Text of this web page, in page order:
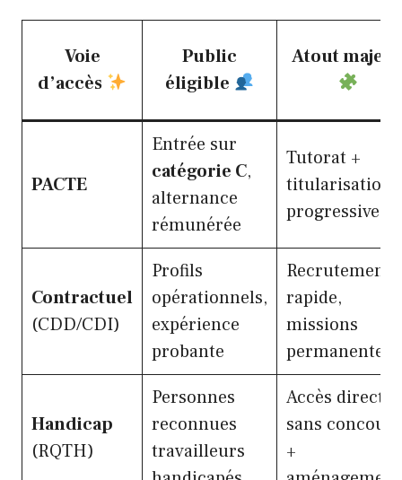
Voie
d’accès
Public
éligible
Atout
PACTE
Entrée sur
catégorie C,
alternance
rémunérée
Tutorat +
titularisation
progressive
Contractuel
(CDD/CDI)
Profils
opérationnels,
expérience
probante
Recrutement
rapide,
missions
permanentes
Handicap
(RQTH)
Personnes
reconnues
travailleurs
Accès direct
sans concours
+